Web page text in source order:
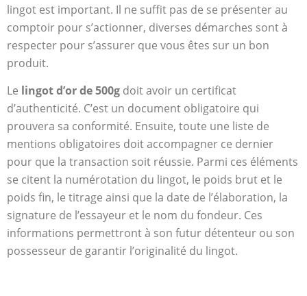
lingot est important. Il ne suffit pas de se présenter au
comptoir pour s’actionner, diverses démarches sont à
respecter pour s’assurer que vous êtes sur un bon
produit.
Le lingot d’or de 500g doit avoir un certificat
d’authenticité. C’est un document obligatoire qui
prouvera sa conformité. Ensuite, toute une liste de
mentions obligatoires doit accompagner ce dernier
pour que la transaction soit réussie. Parmi ces éléments
se citent la numérotation du lingot, le poids brut et le
poids fin, le titrage ainsi que la date de l’élaboration, la
signature de l’essayeur et le nom du fondeur. Ces
informations permettront à son futur détenteur ou son
possesseur de garantir l’originalité du lingot.